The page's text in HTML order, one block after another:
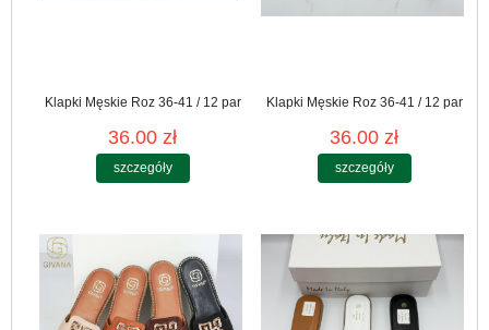
Klapki Męskie Roz 36-41 / 12 par
36.00 zł
szczegóły
Klapki Męskie Roz 36-41 / 12 par
36.00 zł
szczegóły